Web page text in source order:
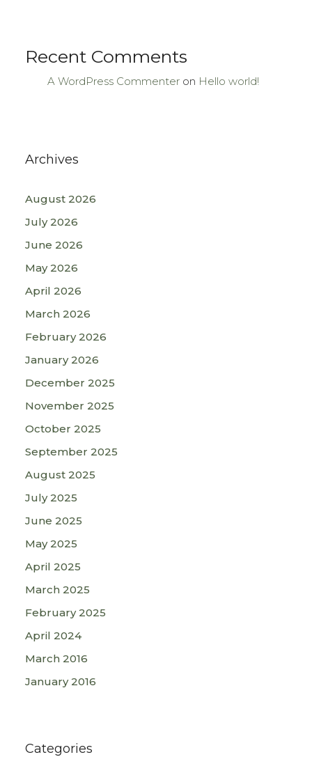
Recent Comments
A WordPress Commenter on Hello world!
Archives
August 2026
July 2026
June 2026
May 2026
April 2026
March 2026
February 2026
January 2026
December 2025
November 2025
October 2025
September 2025
August 2025
July 2025
June 2025
May 2025
April 2025
March 2025
February 2025
April 2024
March 2016
January 2016
Categories